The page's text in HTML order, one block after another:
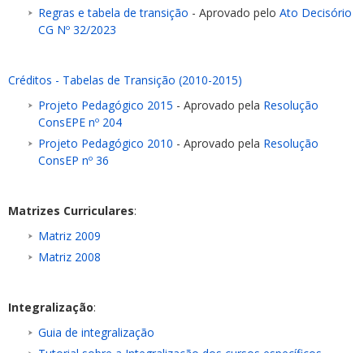
Regras e tabela de transição - Aprovado pelo Ato Decisório
CG Nº 32/2023
Créditos - Tabelas de Transição (2010-2015)
Projeto Pedagógico 2015 - Aprovado pela Resolução
ConsEPE nº 204
Projeto Pedagógico 2010 - Aprovado pela Resolução
ConsEP nº 36
Matrizes Curriculares:
Matriz 2009
Matriz 2008
Integralização:
Guia de integralização